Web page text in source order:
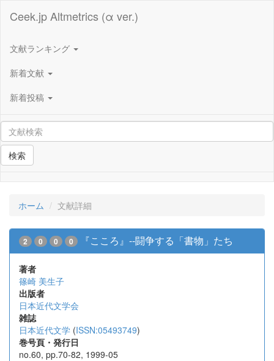
Ceek.jp Altmetrics (α ver.)
文献ランキング
新着文献
新着投稿
検索
ホーム 文献詳細
2 0 0 0 『こころ』--闘争する「書物」たち
著者
篠崎 美生子
出版者
日本近代文学会
雑誌
日本近代文学 (ISSN:05493749)
巻号頁・発行日
no.60, pp.70-82, 1999-05